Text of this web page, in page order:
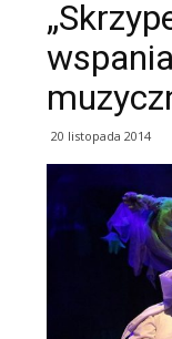
20 listopada 2014